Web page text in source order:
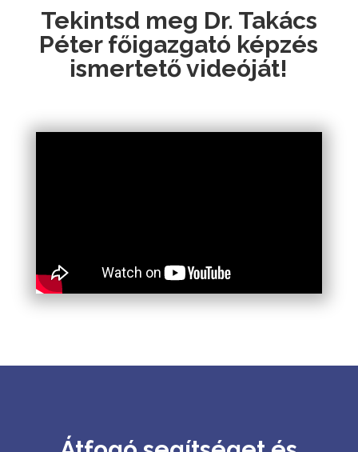
Tekintsd meg Dr. Takács
Péter főigazgató képzés
ismertető videóját!